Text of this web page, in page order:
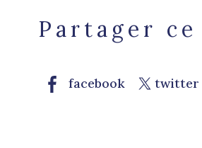
Partager
facebook twitter